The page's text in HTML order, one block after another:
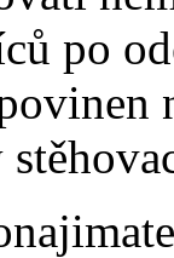
po